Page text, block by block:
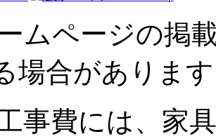
ムページの掲
場合がありま
事費には、家